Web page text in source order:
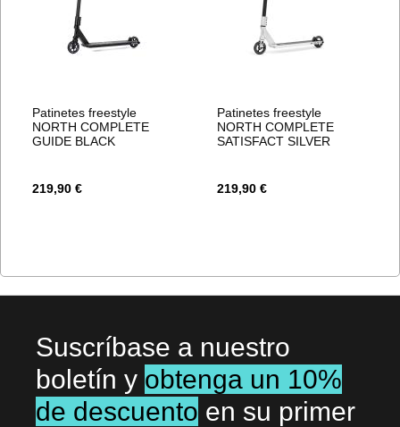
Patinetes freestyle
NORTH COMPLETE
GUIDE BLACK
219,90 €
Patinetes freestyle
NORTH COMPLETE
SATISFACT SILVER
219,90 €
Suscríbase a nuestro
boletín y obtenga un 10%
de descuento en su primer